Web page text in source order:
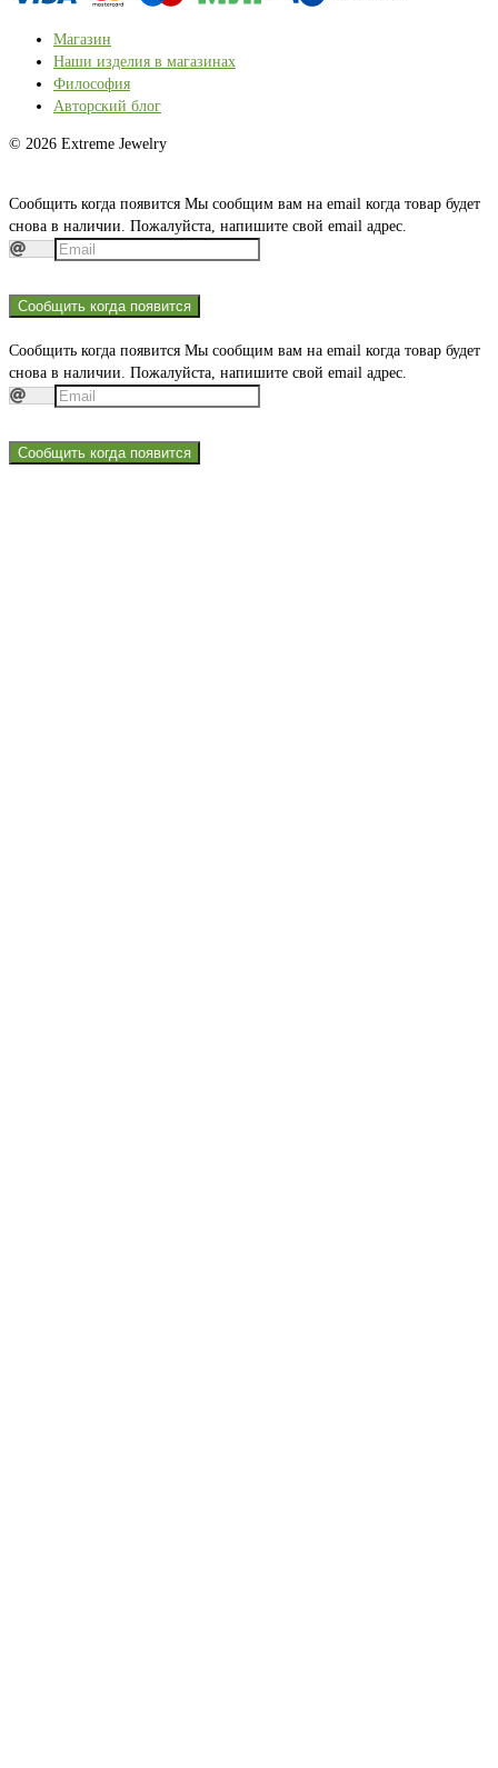
Магазин
Наши изделия в магазинах
Философия
Авторский блог
© 2026 Extreme Jewelry
Сообщить когда появится Мы сообщим вам на email когда товар будет
снова в наличии. Пожалуйста, напишите свой email адрес.
Сообщить когда появится
Сообщить когда появится Мы сообщим вам на email когда товар будет
снова в наличии. Пожалуйста, напишите свой email адрес.
Сообщить когда появится